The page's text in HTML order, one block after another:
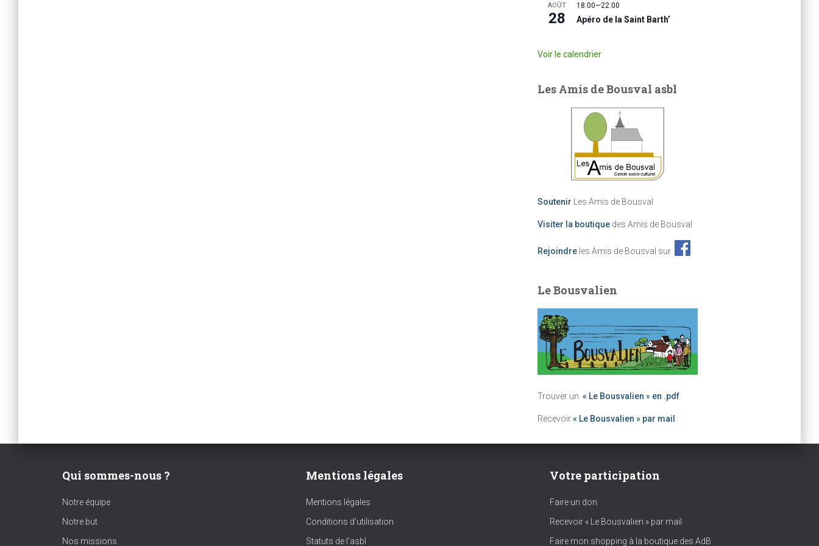
AOÛT
28
18:00—22:00
Apéro de la Saint Barth’
Voir le calendrier
Les Amis de Bousval asbl
Soutenir Les Amis de Bousval
Visiter la boutique des Amis de Bousval
Rejoindre les Amis de Bousval sur
Le Bousvalien
Trouver un « Le Bousvalien » en .pdf
Recevoir« Le Bousvalien » par mail
Qui sommes-nous ?
Notre équipe
Notre but
Nos missions
Mentions légales
Mentions légales
Conditions d’utilisation
Statuts de l’asbl
Votre participation
Faire un don
Recevoir « Le Bousvalien » par mail
Faire mon shopping à la boutique des AdB